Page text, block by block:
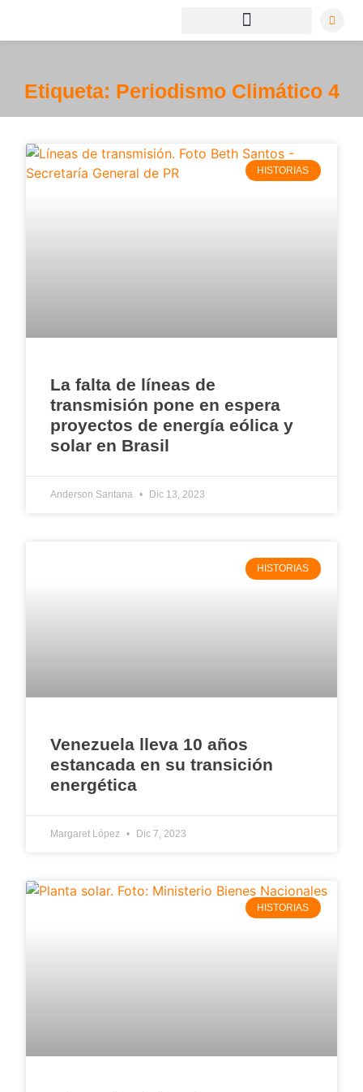
Etiqueta: Periodismo Climático 4
HISTORIAS
La falta de líneas de
transmisión pone en espera
proyectos de energía eólica y
solar en Brasil
Anderson Santana Dic 13, 2023
HISTORIAS
Venezuela lleva 10 años
estancada en su transición
energética
Margaret López Dic 7, 2023
HISTORIAS